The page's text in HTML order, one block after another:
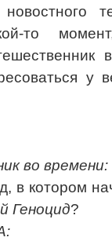
то
у
во времени:
в котором
Геноцид?